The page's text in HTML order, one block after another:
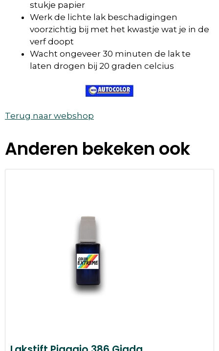
stukje papier
Werk de lichte lak beschadigingen
voorzichtig bij met het kwastje wat je in de
verf doopt
Wacht ongeveer 30 minuten de lak te
laten drogen bij 20 graden celcius
Terug naar webshop
Anderen bekeken ook